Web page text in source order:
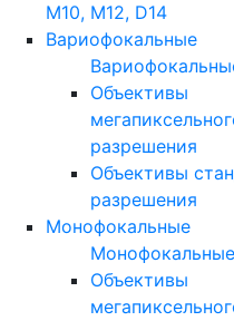
M10, M12, D14
Вариофокальные
Объективы
разрешения
Объективы
разрешения
Монофокальные
Монофокальные
Объективы